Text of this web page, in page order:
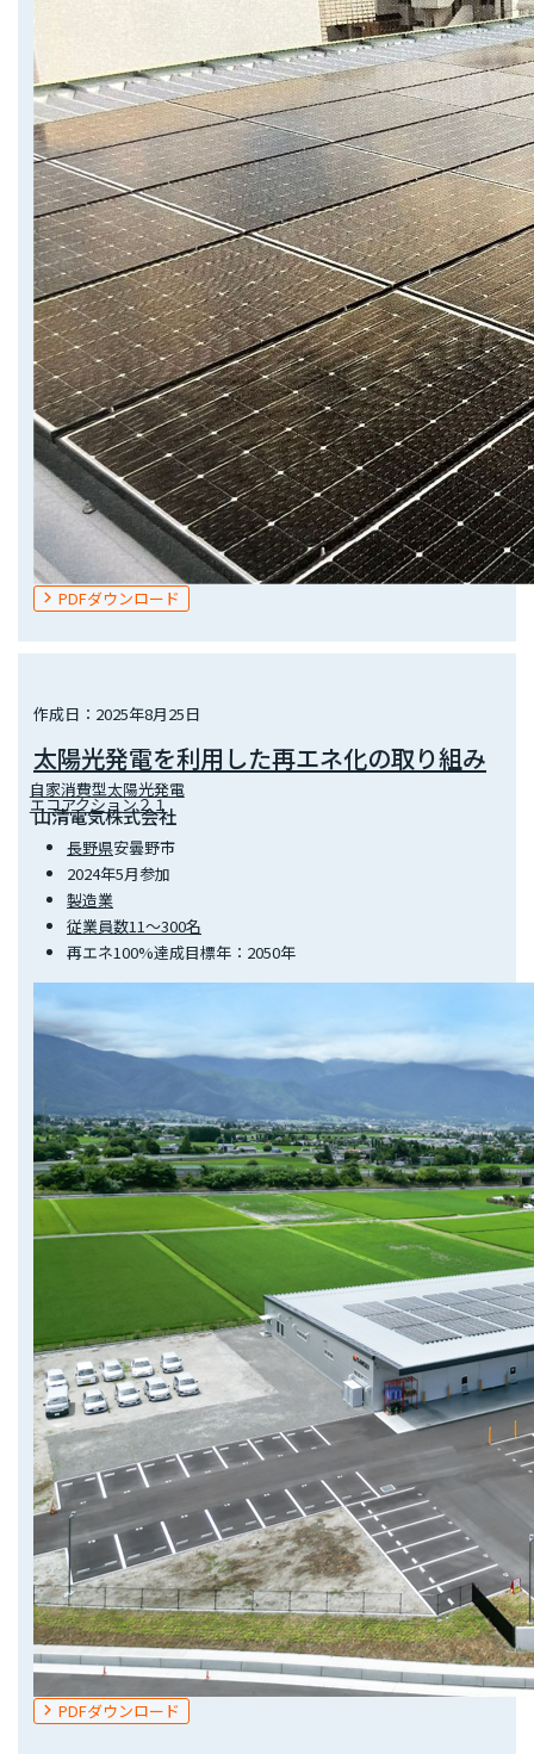
PDFダウンロード
作成日：2025年8月25日
太陽光発電を利用した再エネ化の取り組み
自家消費型太陽光発電
エコアクション２１
山清電気株式会社
長野県安曇野市
2024年5月参加
製造業
従業員数11～300名
再エネ100%達成目標年：2050年
PDFダウンロード